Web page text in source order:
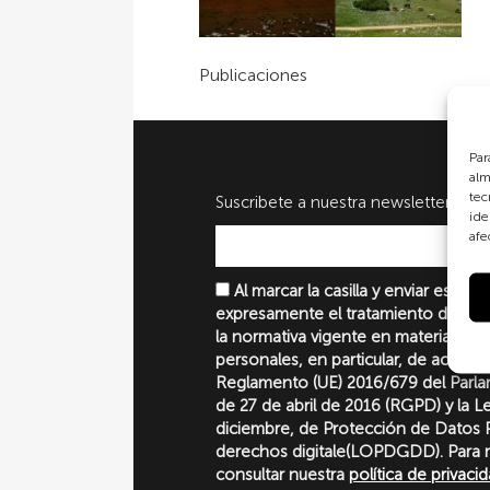
Publicaciones
Suscribete a nuestra newsletter
Al marcar la casilla y enviar este
expresamente el tratamiento de
la normativa vigente en materia de
personales, en particular, de
Reglamento (UE) 2016/679 del
de 27 de abril de 2016 (RGPD) y la
diciembre, de Protección de Datos
derechos digitale(LOPDGDD).
consultar nuestra política de